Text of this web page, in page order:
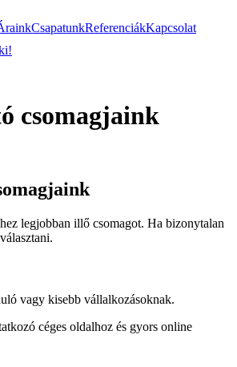
CsapatunkReferenciákKapcsolat
csomagjaink
legjobban illő csomagot. Ha bizonytalan
vagy kisebb vállalkozásoknak.
céges oldalhoz és gyors online